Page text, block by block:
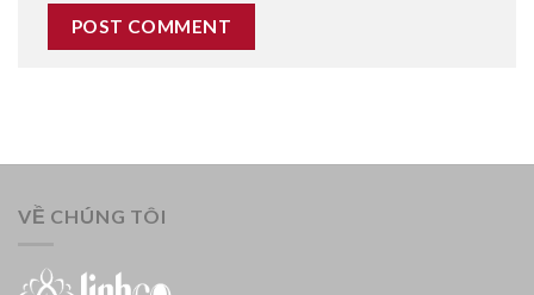
VỀ CHÚNG TÔI